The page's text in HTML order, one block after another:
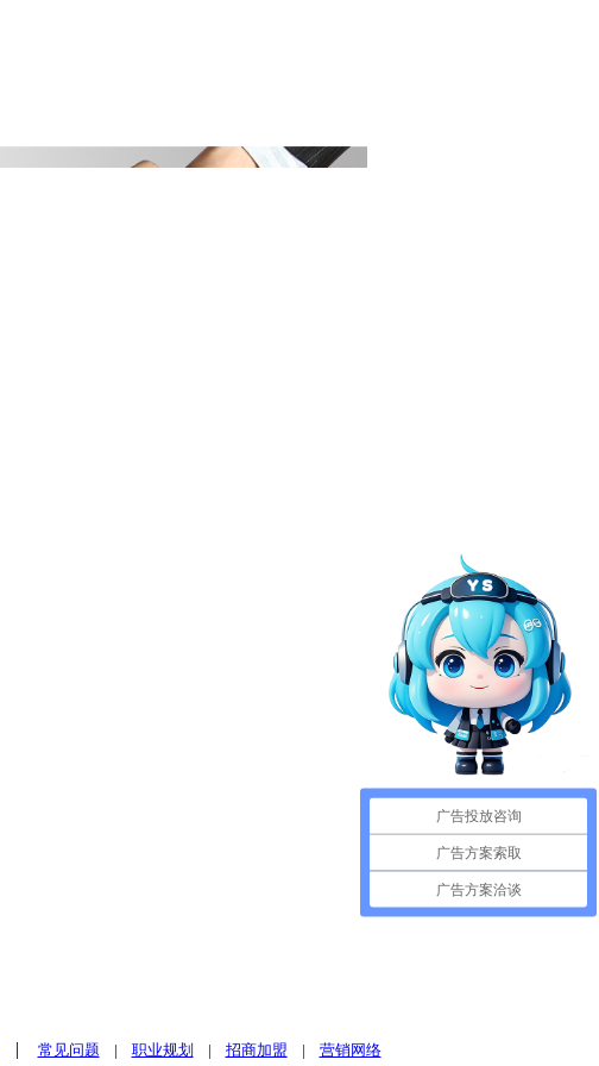
常见问题 | 职业规划 | 招商加盟 | 营销网络
广告投放咨询
广告方案索取
广告方案洽谈